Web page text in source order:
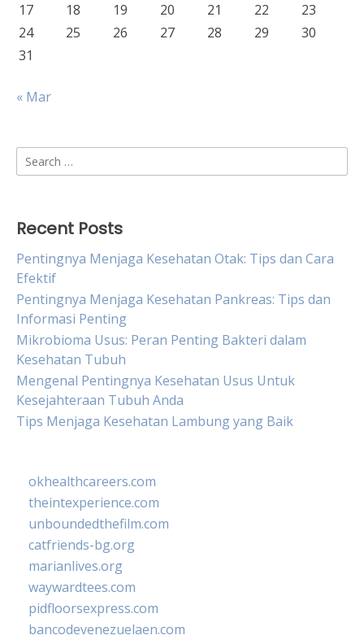
17
18 19 20 21 22
23
24
25 26 27 28 29
30
31
« Mar
Search
for:
Recent Posts
Pentingnya Menjaga Kesehatan Otak: Tips dan Cara
Efektif
Pentingnya Menjaga Kesehatan Pankreas: Tips dan
Informasi Penting
Mikrobioma Usus: Peran Penting Bakteri dalam
Kesehatan Tubuh
Mengenal Pentingnya Kesehatan Usus Untuk
Kesejahteraan Tubuh Anda
Tips Menjaga Kesehatan Lambung yang Baik
okhealthcareers.com
theintexperience.com
unboundedthefilm.com
catfriends-bg.org
marianlives.org
waywardtees.com
pidfloorsexpress.com
bancodevenezuelaen.com